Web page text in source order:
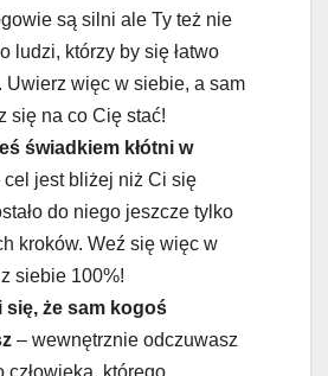
są silni ale Ty też nie
ludzi, którzy by się łatwo
Uwierz więc w siebie, a sam
się na co Cię stać!
świadkiem kłótni w
cel jest bliżej niż Ci się
do niego jeszcze tylko
kroków. Weź się więc w
siebie 100%!
się, że sam kogoś
– wewnętrznie odczuwasz